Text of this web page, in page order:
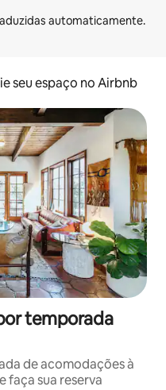
seu espaço no Airbnb
temporada
de acomodações à
faça sua reserva